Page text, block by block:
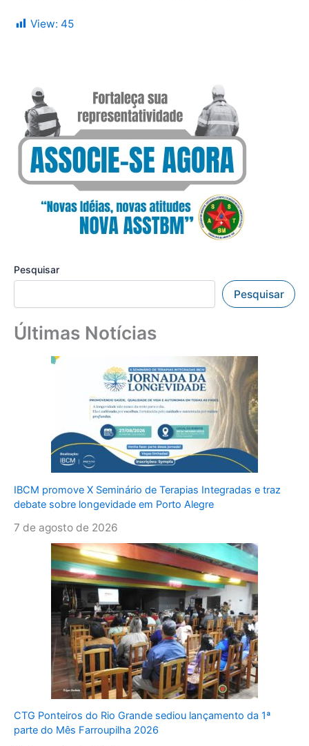
View: 45
Pesquisar
Pesquisar
Últimas Notícias
IBCM promove X Seminário de Terapias Integradas e traz
debate sobre longevidade em Porto Alegre
7 de agosto de 2026
CTG Ponteiros do Rio Grande sediou lançamento da 1ª
parte do Mês Farroupilha 2026